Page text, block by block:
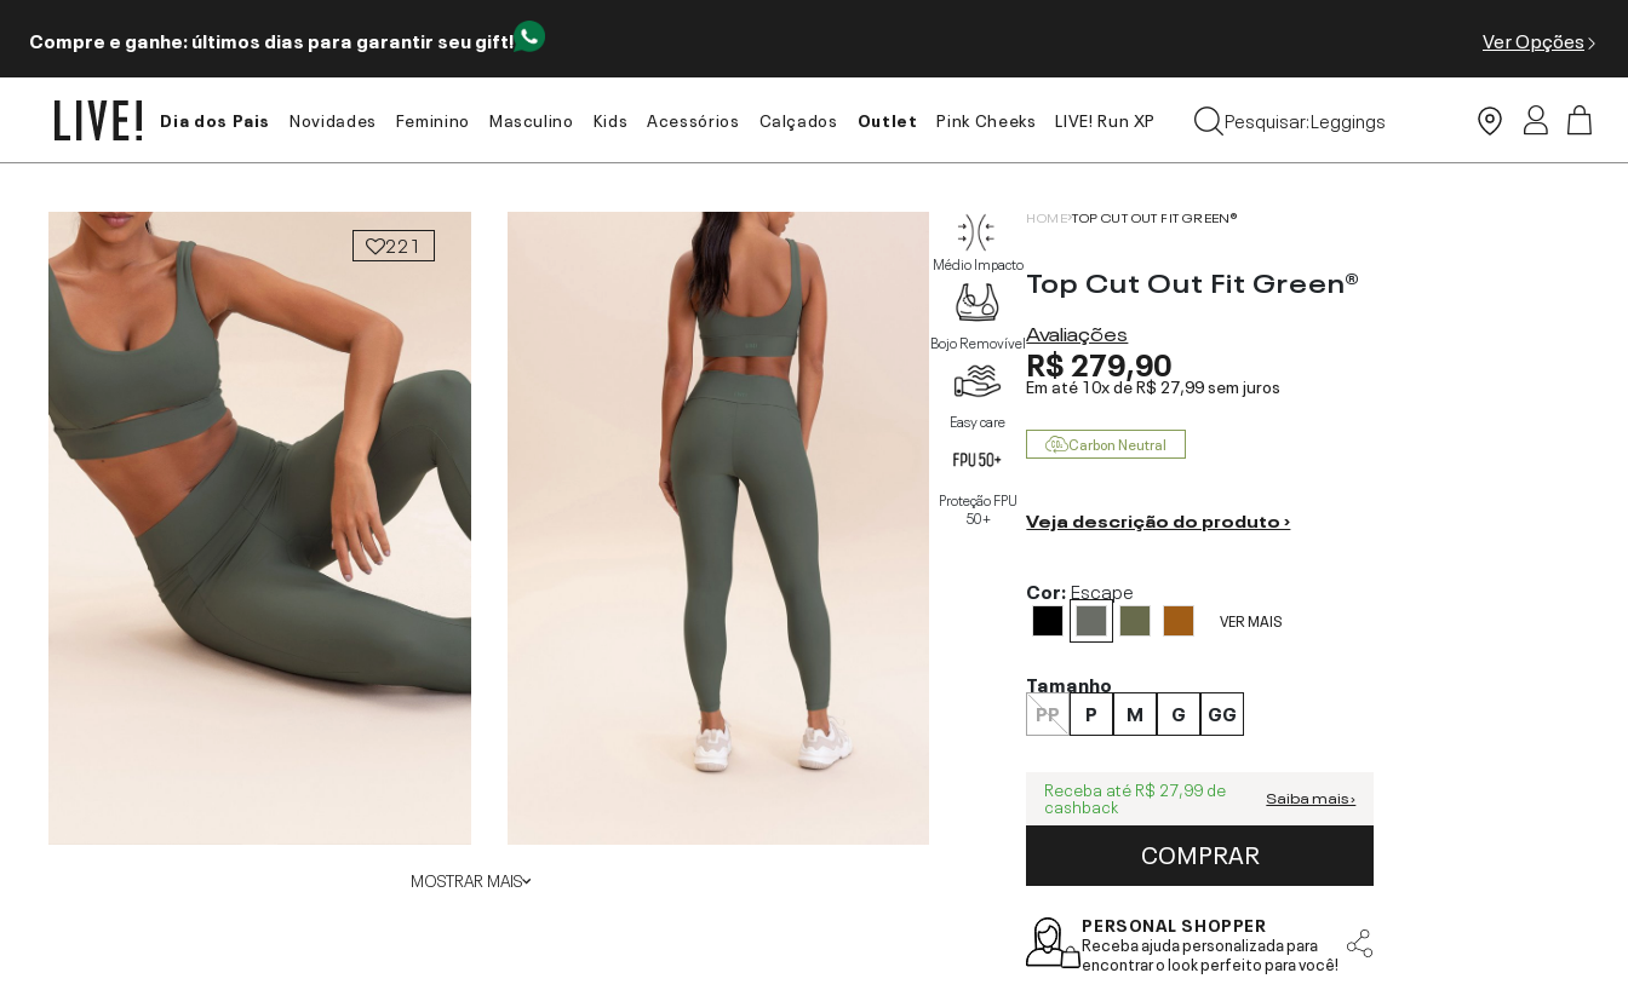
Compre e ganhe: últimos dias para garantir seu gift! Ver Opções
Dia dos Pais Novidades Feminino Masculino Kids Acessórios Calçados Outlet Pink Cheeks LIVE! Run XP
Pesquisar:
Tops
Leggings
221
MOSTRAR MAIS
Médio Impacto
Bojo Removível
Easy care
Proteção FPU
50+
HOME TOP CUT OUT FIT GREEN®
Top Cut Out Fit Green®
Avaliações
R$ 279,90
Em até 10x deR$ 27,99sem juros
Carbon Neutral
Veja descrição do produto ›
Cor:Escape
VER MAIS
Tamanho
PP
P M G GG
Receba até R$ 27,99 de
cashback Saiba mais ›
COMPRAR
PERSONAL SHOPPER
Receba ajuda personalizada para
encontrar o look perfeito para você!